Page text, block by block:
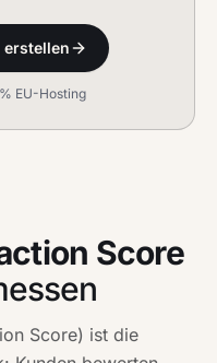
EU-Hosting
Score
Score) ist die